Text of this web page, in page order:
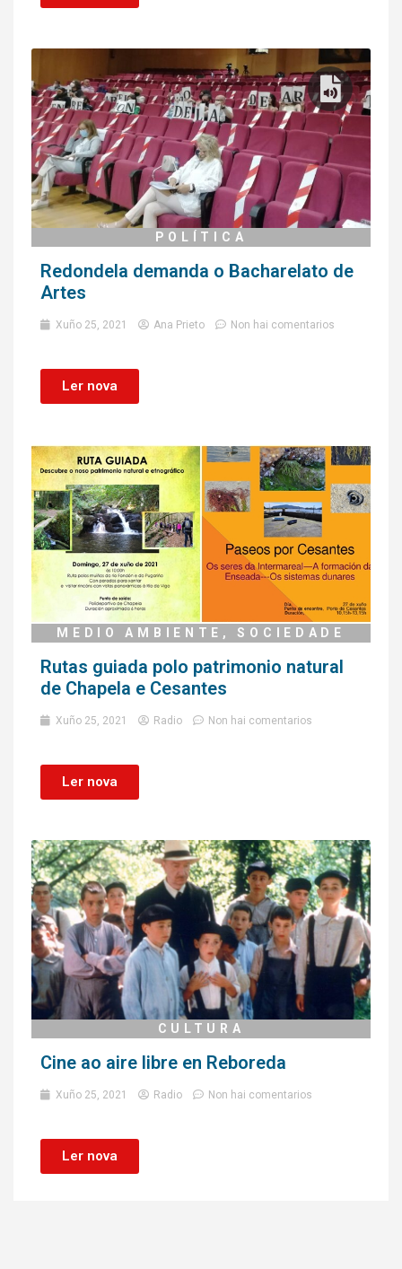
POLÍTICA
Redondela demanda o Bacharelato de
Artes
Xuño 25, 2021 Ana Prieto Non hai comentarios
Ler nova
MEDIO AMBIENTE ,SOCIEDADE
Rutas guiada polo patrimonio natural
de Chapela e Cesantes
Xuño 25, 2021 Radio Non hai comentarios
Ler nova
CULTURA
Cine ao aire libre en Reboreda
Xuño 25, 2021 Radio Non hai comentarios
Ler nova